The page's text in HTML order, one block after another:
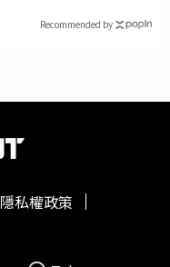
Recommended by
隱私權政策